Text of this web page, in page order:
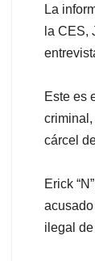
La
la CES,
Este es
cárcel
Erick
ilegal